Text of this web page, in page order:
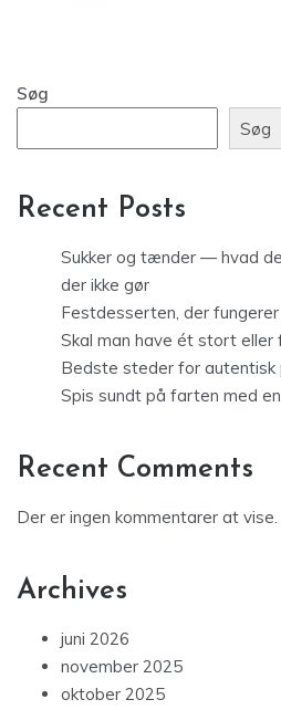
Søg
Søg
Recent Posts
Sukker og tænder — hvad
der ikke gør
Festdesserten, der
Skal man have ét stort eller
Bedste steder for autentisk
Spis sundt på farten med
Recent Comments
Der er ingen kommentarer at vise.
Archives
juni 2026
november 2025
oktober 2025